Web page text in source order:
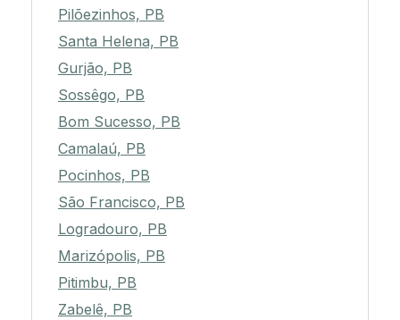
Pilõezinhos, PB
Santa Helena, PB
Gurjão, PB
Sossêgo, PB
Bom Sucesso, PB
Camalaú, PB
Pocinhos, PB
São Francisco, PB
Logradouro, PB
Marizópolis, PB
Pitimbu, PB
Zabelê, PB